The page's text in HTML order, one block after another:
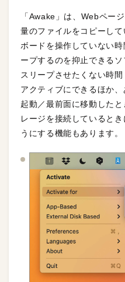
「Awake」は、Webペー
量のファイルをコピーし
ボードを操作していない
ープするのを抑止できる
スリープさせたくない時
アクティブにできるほか
起動／最前面に移動した
レージを接続していると
うにする機能もあります。